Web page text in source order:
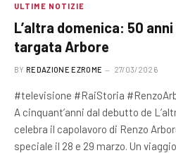
ULTIME NOTIZIE
L’altra domenica: 50
targata Arbore
BY REDAZIONE EZROME 27/03/2026
#televisione #RaiStoria
A cinquant’anni dal debutto de
celebra il capolavoro di Renzo
speciale il 28 e 29 marzo. Un